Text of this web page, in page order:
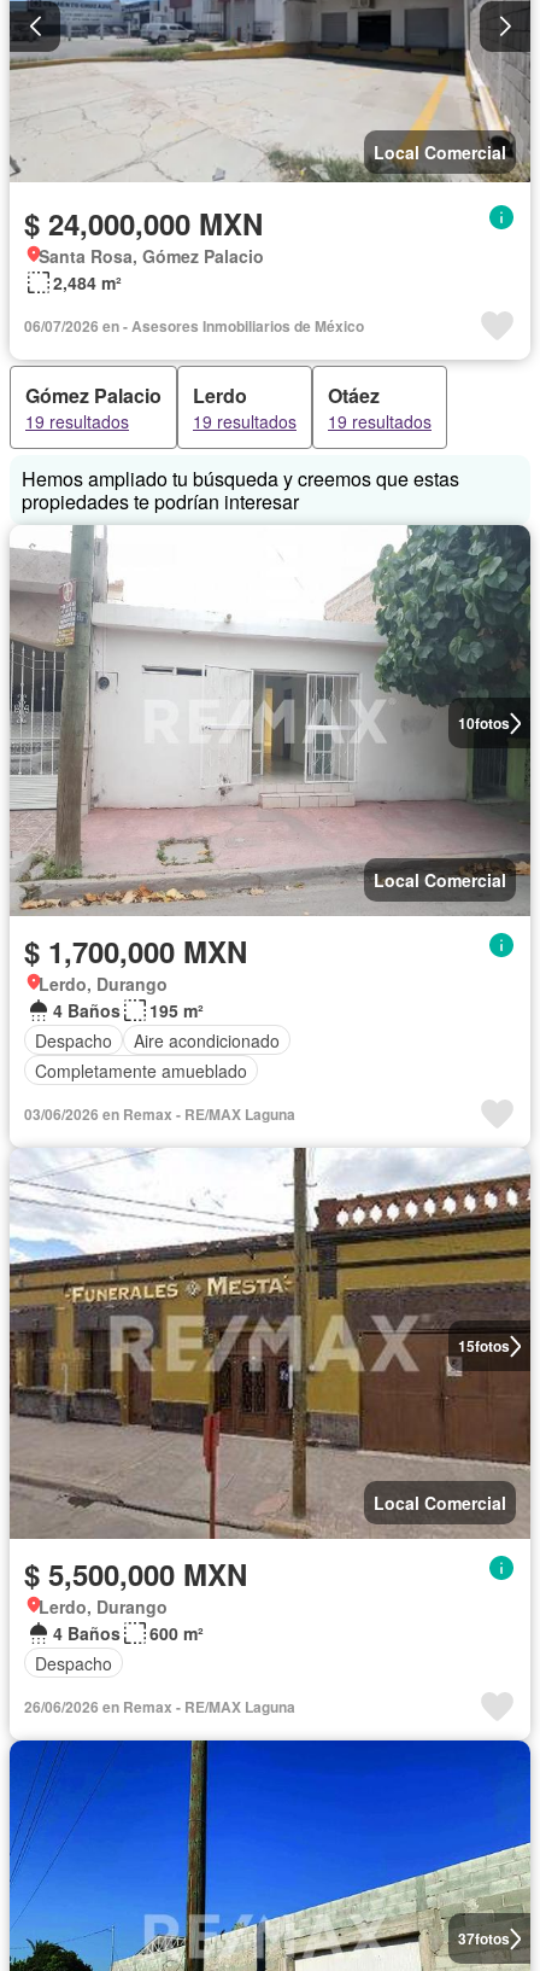
Local Comercial
$ 24,000,000 MXN
Santa Rosa, Gómez Palacio
2,484 m²
06/07/2026 en - Asesores Inmobiliarios de México
Gómez Palacio
19 resultados
Lerdo
19 resultados
Otáez
19 resultados
Hemos ampliado tu búsqueda y creemos que estas
propiedades te podrían interesar
10fotos
Local Comercial
$ 1,700,000 MXN
Lerdo, Durango
4 Baños
195 m²
Despacho
Aire acondicionado
Completamente amueblado
03/06/2026 en Remax - RE/MAX Laguna
15fotos
Local Comercial
$ 5,500,000 MXN
Lerdo, Durango
4 Baños
600 m²
Despacho
26/06/2026 en Remax - RE/MAX Laguna
37fotos